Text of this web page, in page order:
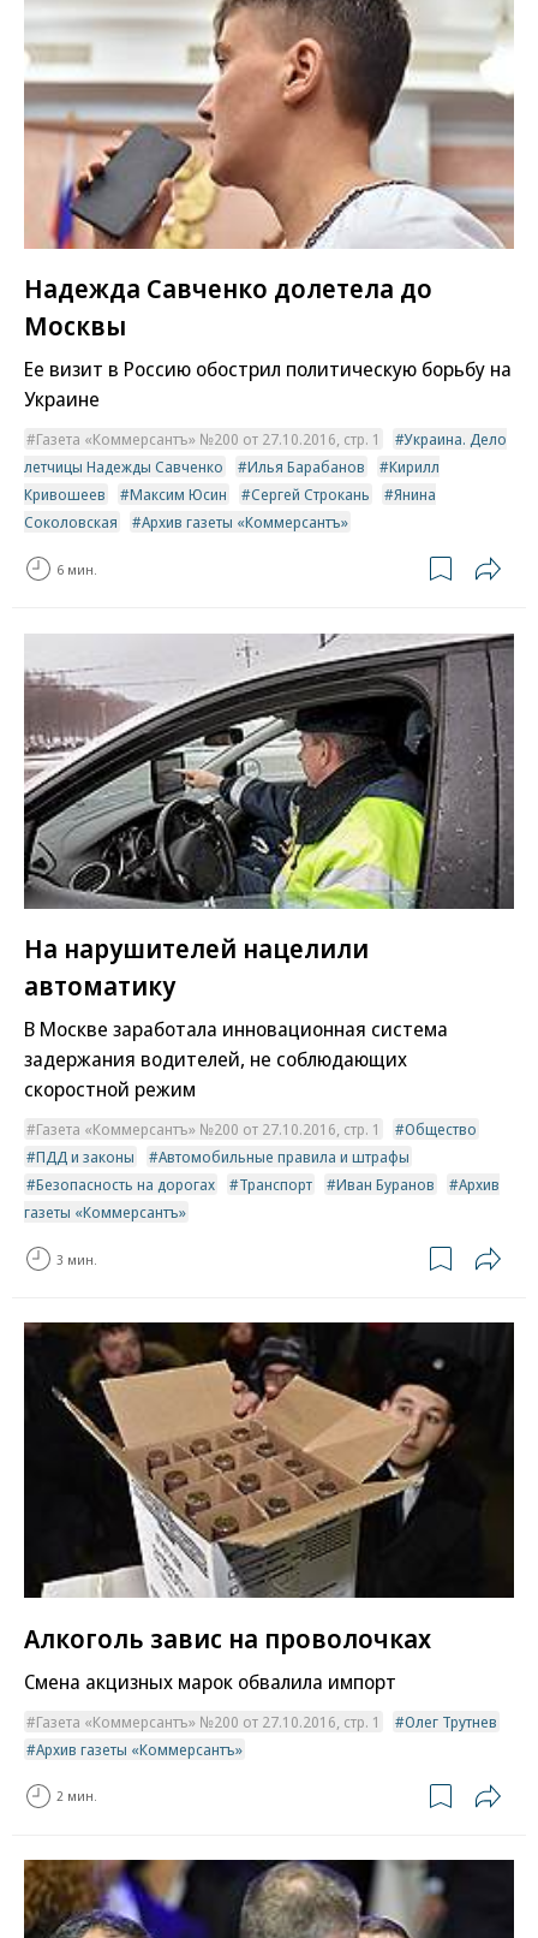
Надежда Савченко долетела до
Москвы
Ее визит в Россию обострил политическую борьбу на
Украине
Газета «Коммерсантъ» №200 от 27.10.2016, стр. 1
Украина. Дело
летчицы Надежды Савченко
Илья Барабанов
Кирилл
Кривошеев
Максим Юсин Сергей Строкань
Янина
Соколовская
Архив газеты «Коммерсантъ»
6 мин.
На нарушителей нацелили
автоматику
В Москве заработала инновационная система
задержания водителей, не соблюдающих
скоростной режим
Газета «Коммерсантъ» №200 от 27.10.2016, стр. 1
Общество
ПДД и законы
Автомобильные правила и штрафы
Безопасность на дорогах
Транспорт Иван Буранов
Архив
газеты «Коммерсантъ»
3 мин.
Алкоголь завис на проволочках
Смена акцизных марок обвалила импорт
Газета «Коммерсантъ» №200 от 27.10.2016, стр. 1
Олег Трутнев
Архив газеты «Коммерсантъ»
2 мин.